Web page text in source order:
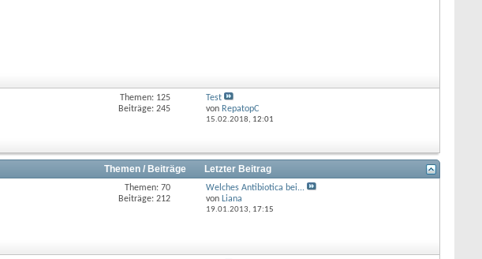
Themen: 125
Beiträge: 245
Test
von RepatopC
15.02.2018, 12:01
Themen / Beiträge Letzter Beitrag
Themen: 70
Beiträge: 212
Welches Antibiotica bei...
von Liana
19.01.2013, 17:15